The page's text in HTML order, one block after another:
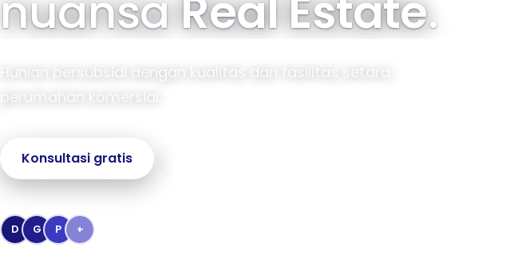
nuansaReal Estate.
Hunian bersubsidi dengan kualitas dan fasilitas setara
perumahan komersial.
Konsultasi gratis
D G P +